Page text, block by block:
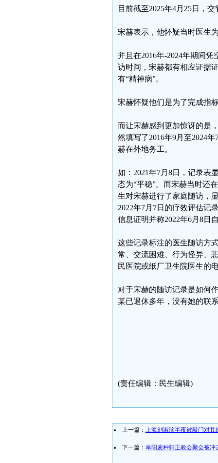
目前截至2025年4月25日，
宋赫表示，他怀疑当时医生
并且在2016年-2024年期间
访时间，宋赫都有相应证据
有“精神病”。
宋赫怀疑他们是为了完成指
而让宋赫感到更加惊讶的是
然填写了2016年9月至2024
赫在外地务工。
如：2021年7月8日，记录表
态为“平稳”。而宋赫当时还
生对宋赫进行了家庭随访，
2022年7月7日的疗效评估记
信息证明并称2022年6月8日
这些记录标注的医生随访方
常、交流困难、行为怪异、
民医院或纸厂卫生院医生的
对于宋赫的随访记录是如何
某已退休多年，没有她的联
(责任编辑：民生编辑)
上一篇： 上海刘淑珍半夜被敲门对其
下一篇： 阜阳麦种归正教会聚会被冲